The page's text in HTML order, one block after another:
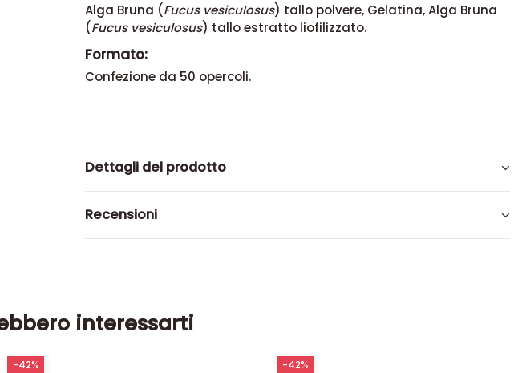
Alga Bruna (Fucus vesiculosus) tallo polvere, Gelatina, Alga Bruna
(Fucus vesiculosus) tallo estratto liofilizzato.
Formato:
Confezione da 50 opercoli.
Dettagli del prodotto
Recensioni
interessarti
-42% -42%